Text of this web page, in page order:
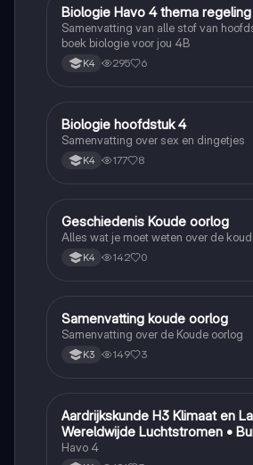
Biologie
Biologie Havo 4 thema
Samenvatting van alle stof van
boek biologie voor jou 4B
K4 295 6
Biologie
Biologie hoofdstuk 4
Samenvatting over sex en dingetjes
K4 177 8
Geschiedenis
Geschiedenis Koude oorlog
Alles wat je moet weten over de
K4 142 0
Geschiedenis
Samenvatting koude oorlog
Samenvatting over de Koude oorlog
K3 149 3
Aardrijkskunde
Aardrijkskunde H3 Klimaat en
Wereldwijde Luchtstromen •
Havo 4